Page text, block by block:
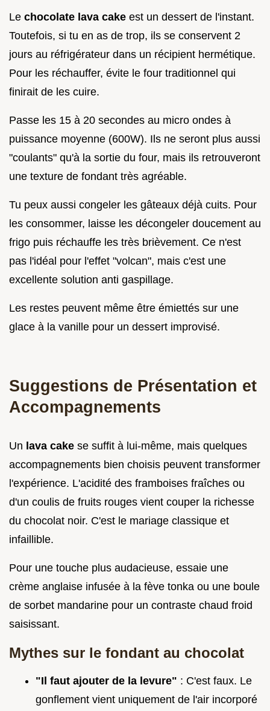
Le chocolate lava cake est un dessert de l'instant.
Toutefois, si tu en as de trop, ils se conservent 2
jours au réfrigérateur dans un récipient hermétique.
Pour les réchauffer, évite le four traditionnel qui
finirait de les cuire.
Passe les 15 à 20 secondes au micro ondes à
puissance moyenne (600W). Ils ne seront plus aussi
"coulants" qu'à la sortie du four, mais ils retrouveront
une texture de fondant très agréable.
Tu peux aussi congeler les gâteaux déjà cuits. Pour
les consommer, laisse les décongeler doucement au
frigo puis réchauffe les très brièvement. Ce n'est
pas l'idéal pour l'effet "volcan", mais c'est une
excellente solution anti gaspillage.
Les restes peuvent même être émiettés sur une
glace à la vanille pour un dessert improvisé.
Suggestions de Présentation et
Accompagnements
Un lava cake se suffit à lui-même, mais quelques
accompagnements bien choisis peuvent transformer
l'expérience. L'acidité des framboises fraîches ou
d'un coulis de fruits rouges vient couper la richesse
du chocolat noir. C'est le mariage classique et
infaillible.
Pour une touche plus audacieuse, essaie une
crème anglaise infusée à la fève tonka ou une boule
de sorbet mandarine pour un contraste chaud froid
saisissant.
Mythes sur le fondant au chocolat
"Il faut ajouter de la levure" : C'est faux. Le
gonflement vient uniquement de l'air incorporé